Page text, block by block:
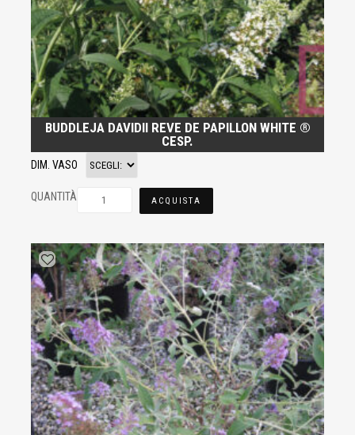
BUDDLEJA DAVIDII REVE DE PAPILLON WHITE ®
CESP.
DIM. VASO
QUANTITÀ ACQUISTA